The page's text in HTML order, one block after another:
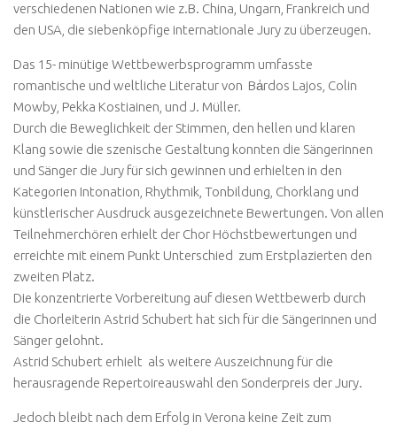
verschiedenen Nationen wie z.B. China, Ungarn, Frankreich und
den USA, die siebenköpfige internationale Jury zu überzeugen.
Das 15- minütige Wettbewerbsprogramm umfasste
romantische und weltliche Literatur von Bẚrdos Lajos, Colin
Mowby, Pekka Kostiainen, und J. Müller.
Durch die Beweglichkeit der Stimmen, den hellen und klaren
Klang sowie die szenische Gestaltung konnten die Sängerinnen
und Sänger die Jury für sich gewinnen und erhielten in den
Kategorien Intonation, Rhythmik, Tonbildung, Chorklang und
künstlerischer Ausdruck ausgezeichnete Bewertungen. Von allen
Teilnehmerchören erhielt der Chor Höchstbewertungen und
erreichte mit einem Punkt Unterschied zum Erstplazierten den
zweiten Platz.
Die konzentrierte Vorbereitung auf diesen Wettbewerb durch
die Chorleiterin Astrid Schubert hat sich für die Sängerinnen und
Sänger gelohnt.
Astrid Schubert erhielt als weitere Auszeichnung für die
herausragende Repertoireauswahl den Sonderpreis der Jury.
Jedoch bleibt nach dem Erfolg in Verona keine Zeit zum